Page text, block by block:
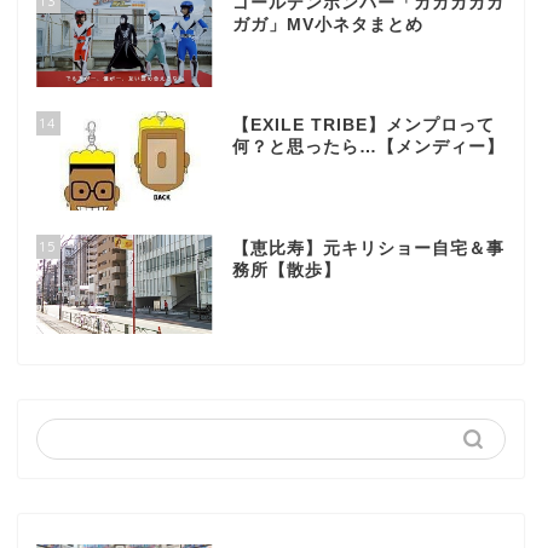
ガガ」MV小ネタまとめ
14
【EXILE TRIBE】メンプロって
何？と思ったら…【メンディー】
15
【恵比寿】元キリショー自宅＆事
務所【散歩】